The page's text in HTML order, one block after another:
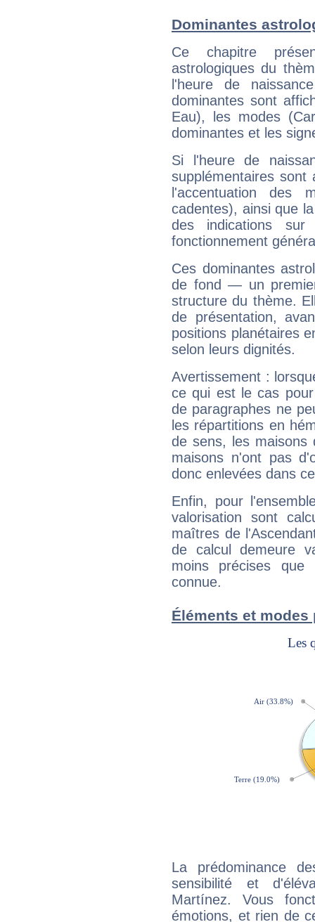
Dominantes
Ce chapitre
astrologiques du
l'heure de
dominantes sont
Eau), les modes
dominantes et les
Si l'heure de
supplémentaires sont
l'accentuation des
cadentes), ainsi que
des indications sur
fonctionnement
Ces dominantes
de fond — un
structure du thème.
de présentation,
positions planétaires
selon leurs dignités.
Avertissement :
ce qui est le cas
de paragraphes ne
les répartitions en
de sens, les maisons
maisons n'ont pas
donc enlevées dans
Enfin, pour
valorisation sont
maîtres de
de calcul demeure
moins précises que
connue.
Éléments et
La prédominance
sensibilité et
Martínez. Vous
émotions, et rien de